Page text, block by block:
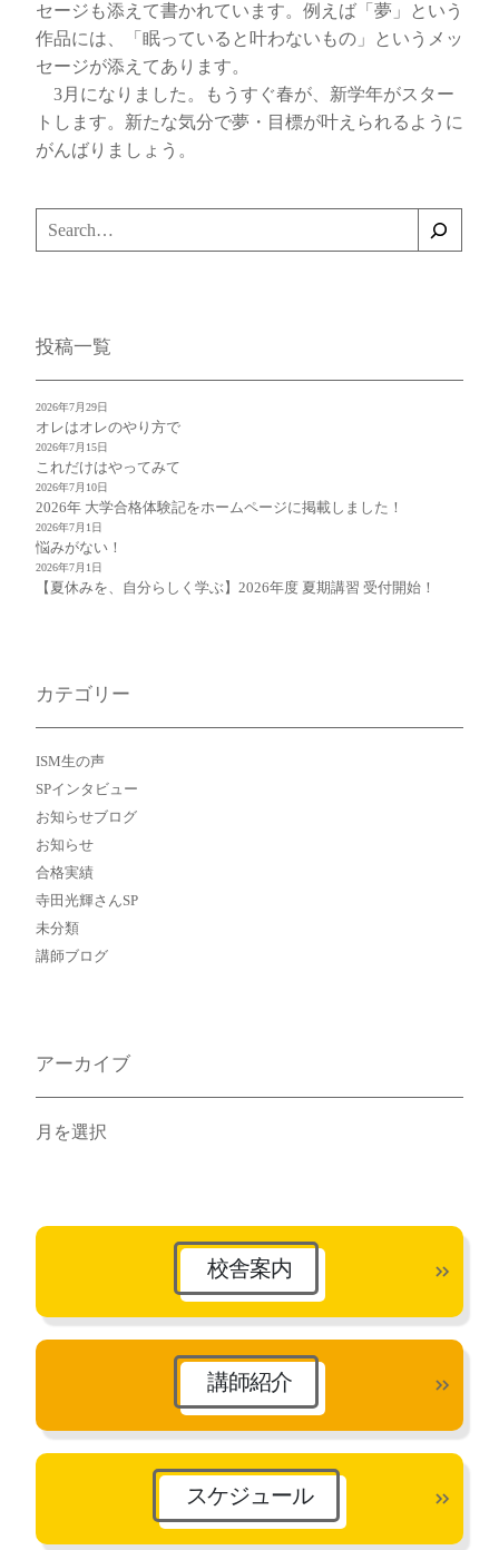
セージも添えて書かれています。例えば「夢」という
作品には、「眠っていると叶わないもの」というメッ
セージが添えてあります。
3月になりました。もうすぐ春が、新学年がスター
トします。新たな気分で夢・目標が叶えられるように
がんばりましょう。
検
索
投稿一覧
オレはオレのやり方で
2026年7月29日
これだけはやってみて
2026年7月15日
2026年 大学合格体験記をホームページに掲載しました！
2026年7月10日
悩みがない！
2026年7月1日
【夏休みを、自分らしく学ぶ】2026年度 夏期講習 受付開始！
2026年7月1日
カテゴリー
ISM生の声
SPインタビュー
お知らせブログ
お知らせ
合格実績
寺田光輝さんSP
未分類
講師ブログ
アーカイブ
ア
ブ
校舎案内
講師紹介
スケジュール